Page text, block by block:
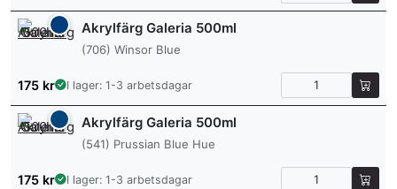
Akrylfärg Galeria 500ml
(706) Winsor Blue
175 kr I lager: 1-3 arbetsdagar
Akrylfärg Galeria 500ml
(541) Prussian Blue Hue
175 kr I lager: 1-3 arbetsdagar